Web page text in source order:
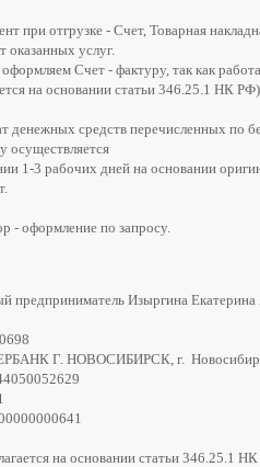
при отгрузке - Счет, Товарная
оказанных услуг.
Счет - фактуру, так как
на основании статьи 346.25.1 НК РФ)
денежных средств перечисленных по
осуществляется
1-3 рабочих дней на основании
- оформление по запросу.
предприниматель Изыргина Екатерина
Г. НОВОСИБИРСК, г.
на основании статьи 346.25.1